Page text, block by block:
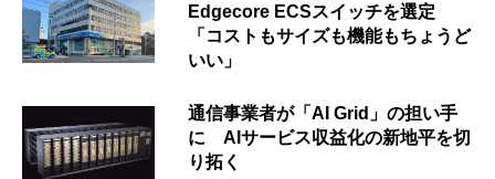
Edgecore ECSスイッチを選定
「コストもサイズも機能もちょうど
いい」
通信事業者が「AI Grid」の担い手
に AIサービス収益化の新地平を切
り拓く